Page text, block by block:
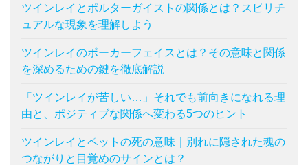
ツインレイとポルターガイストの関係とは？スピリチ
ュアルな現象を理解しよう
ツインレイのポーカーフェイスとは？その意味と関係
を深めるための鍵を徹底解説
「ツインレイが苦しい…」それでも前向きになれる理
由と、ポジティブな関係へ変わる5つのヒント
ツインレイとペットの死の意味｜別れに隠された魂の
つながりと目覚めのサインとは？